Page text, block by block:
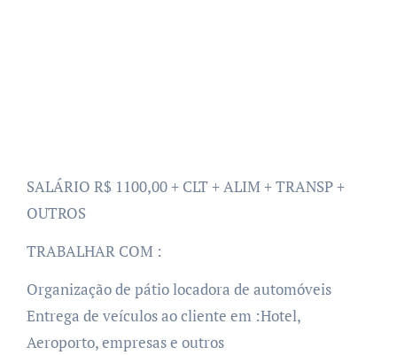
SALÁRIO R$ 1100,00 + CLT + ALIM + TRANSP +
OUTROS
TRABALHAR COM :
Organização de pátio locadora de automóveis
Entrega de veículos ao cliente em :Hotel,
Aeroporto, empresas e outros